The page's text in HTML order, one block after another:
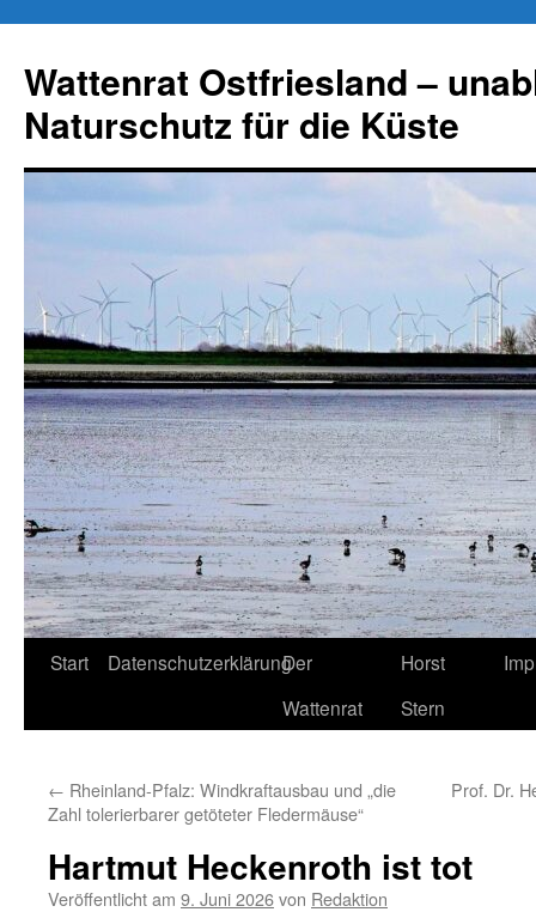
springen
Wattenrat Ostfriesland –
Naturschutz für die Küste
Start DatenschutzerklärungDer
Wattenrat
Horst
Stern
← Rheinland-Pfalz: Windkraftausbau und „die
Zahl tolerierbarer getöteter Fledermäuse“
Prof. Dr.
Hartmut Heckenroth ist tot
Veröffentlicht am 9. Juni 2026von Redaktion